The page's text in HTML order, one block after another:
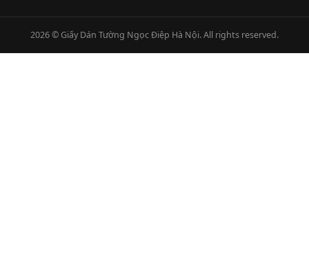
2026 © Giấy Dán Tường Ngọc Điệp Hà Nội. All rights reserved.